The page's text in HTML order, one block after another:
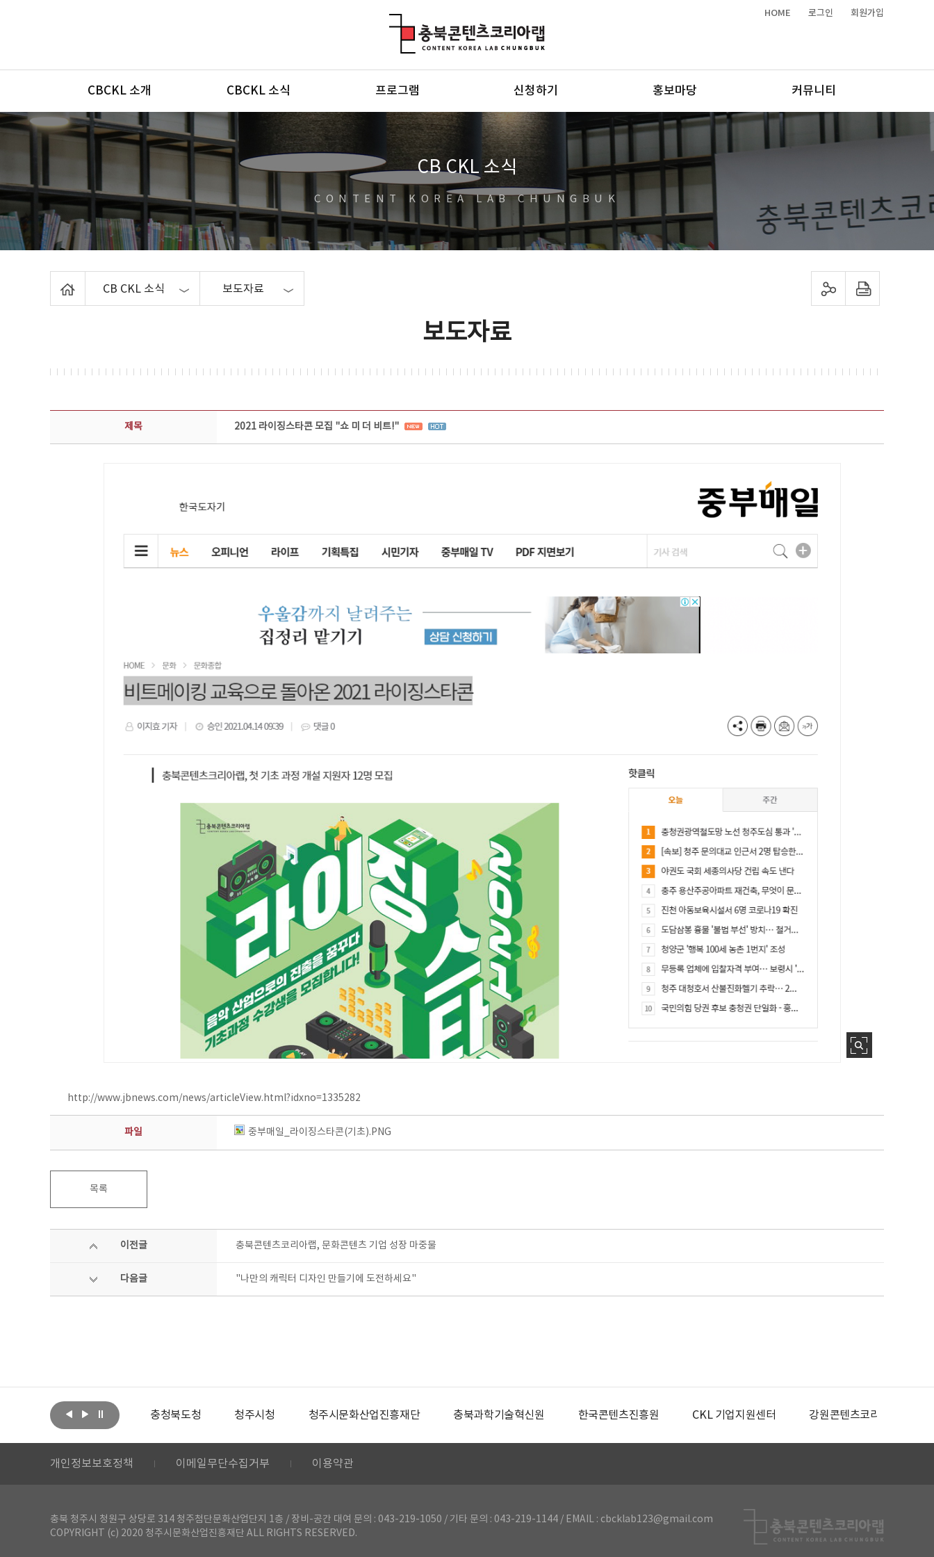
HOME 로그인 회원가입
메뉴
CBCKL 소개 CBCKL 소식 프로그램 신청하기 홍보마당 커뮤니티
CB CKL 소식
CONTENT KOREA LAB CHUNGBUK
CB CKL 소식 보도자료 sns 공유하기 프린트하기
보도자료
보도자료 상세보기 - 제목, 담당부서, 담당자, 담당연락처, 내용, 첨부파일 정보 제공
제목 2021 라이징스타콘 모집 "쇼 미 더 비트!"
http://www.jbnews.com/news/articleView.html?idxno=1335282
파일 중부매일_라이징스타콘(기초).PNG
목록
이전글 충북콘텐츠코리아랩, 문화콘텐츠 기업 성장 마중물
다음글 "나만의 캐릭터 디자인 만들기에 도전하세요"
문화체육관광부 충청북도청 청주시청 청주시문화산업진흥재단 충북과학기술혁신원 한국콘텐츠진흥원 CKL 기업지원센터 강원콘텐츠코리아랩
개인정보보호정책 이메일무단수집거부 이용약관
충북 청주시 청원구 상당로 314 청주첨단문화산업단지 1층 / 장비-공간 대여 문의 : 043-219-1050 / 기타 문의 : 043-219-1144 / EMAIL : cbcklab123@gmail.com
COPYRIGHT (c) 2020 청주시문화산업진흥재단 ALL RIGHTS RESERVED.